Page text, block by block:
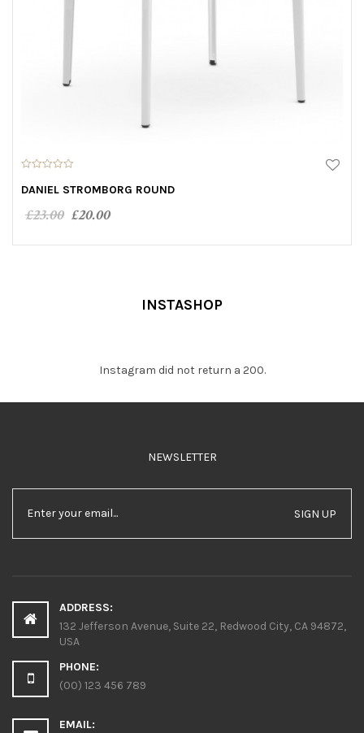
o
u
o
DANIEL STROMBORG ROUND
£23.00 £20.00
INSTASHOP
Instagram did not return a 200.
NEWSLETTER
SIGN UP
ADDRESS:
132 Jefferson Avenue, Suite 22, Redwood City, CA 94872,
USA
PHONE:
(00) 123 456 789
EMAIL: